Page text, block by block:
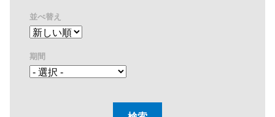
並べ替え
期間